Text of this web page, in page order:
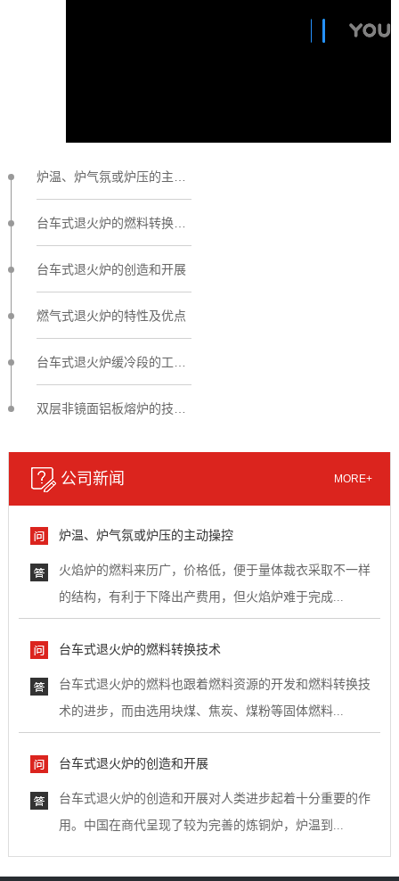
炉温、炉气氛或炉压的主动操控
台车式退火炉的燃料转换技术
台车式退火炉的创造和开展
燃气式退火炉的特性及优点
台车式退火炉缓冷段的工作原理
双层非镜面铝板熔炉的技术总结
公司新闻 MORE+
炉温、炉气氛或炉压的主动操控
火焰炉的燃料来历广，价格低，便于量体裁衣采取不一样
的结构，有利于下降出产费用，但火焰炉难于完成...
台车式退火炉的燃料转换技术
台车式退火炉的燃料也跟着燃料资源的开发和燃料转换技
术的进步，而由选用块煤、焦炭、煤粉等固体燃料...
台车式退火炉的创造和开展
台车式退火炉的创造和开展对人类进步起着十分重要的作
用。中国在商代呈现了较为完善的炼铜炉，炉温到...